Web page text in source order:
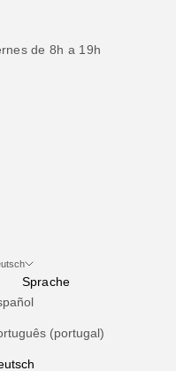
de 8h a 19h
Sprache
(portugal)